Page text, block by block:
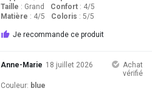
Taille : Grand Confort: 4/5
Matière : 4/5 Coloris : 5/5
Je recommande ce produit
Anne-Marie 18 juillet 2026
Achat
vérifié
Couleur: blue